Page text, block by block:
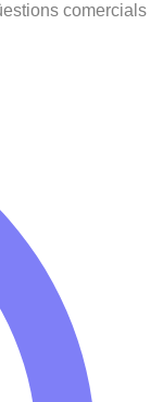
comercials